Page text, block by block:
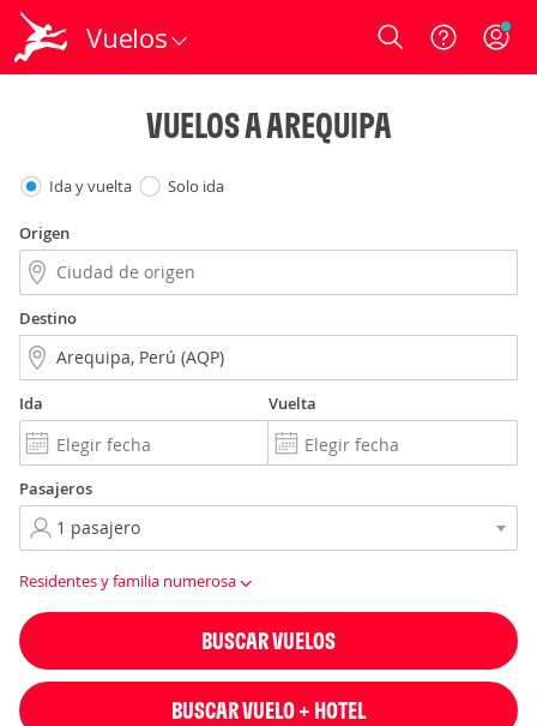
Vuelos Login
VUELOS A AREQUIPA
Ida y vuelta Solo ida
Origen
Destino
Ida Vuelta
Pasajeros
Residentes y familia numerosa
BUSCAR VUELOS
BUSCAR VUELO + HOTEL